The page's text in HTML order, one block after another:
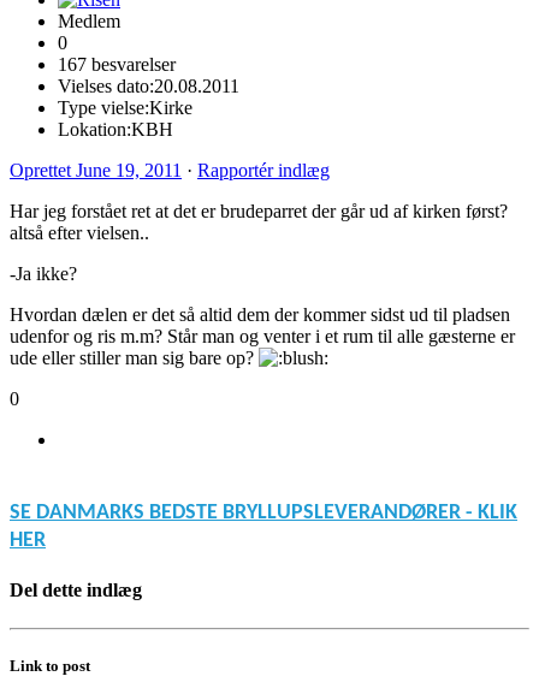
Medlem
0
167 besvarelser
Vielses dato:20.08.2011
Type vielse:Kirke
Lokation:KBH
Oprettet June 19, 2011 · Rapportér indlæg
Har jeg forstået ret at det er brudeparret der går ud af kirken først?
altså efter vielsen..
-Ja ikke?
Hvordan dælen er det så altid dem der kommer sidst ud til pladsen
udenfor og ris m.m? Står man og venter i et rum til alle gæsterne er
ude eller stiller man sig bare op?
0
SE DANMARKS BEDSTE BRYLLUPSLEVERANDØRER - KLIK
HER
Del dette indlæg
Link to post